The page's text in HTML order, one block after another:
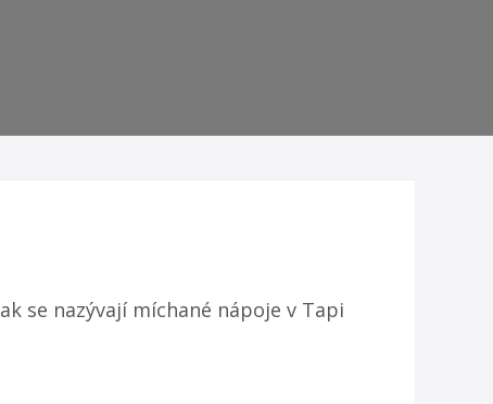
se nazývají míchané nápoje v Tapi